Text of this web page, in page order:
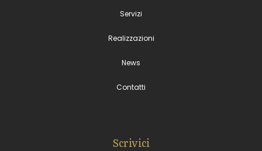
Servizi
Realizzazioni
News
Contatti
Scrivici